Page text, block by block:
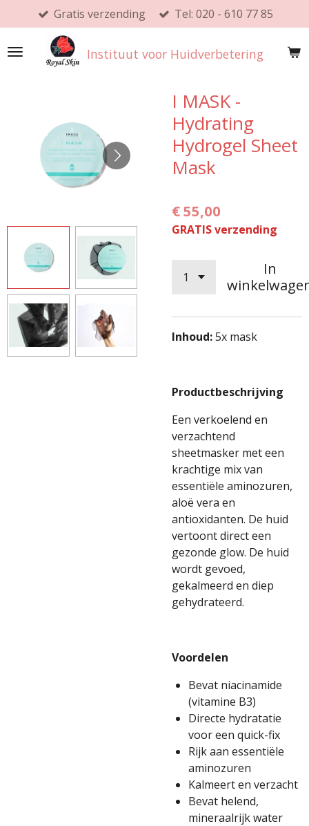
direct
naar
Instituut voor Huidverbetering
Gratis verzending Tel: 020 - 610 77 85
I MASK -
Hydrating
Hydrogel Sheet
Mask
€ 55,00
GRATIS verzending
In
Inhoud:5x mask
Productbeschrijving
Een verkoelend en
verzachtend
sheetmasker met een
krachtige mix van
essentiële aminozuren,
aloë vera en
antioxidanten. De huid
vertoont direct een
gezonde glow. De huid
wordt gevoed,
gekalmeerd en diep
gehydrateerd.
Voordelen
Bevat niacinamide
(vitamine B3)
Directe hydratatie
voor een quick-fix
Rijk aan essentiële
aminozuren
Kalmeert en verzacht
Bevat helend,
mineraalrijk water